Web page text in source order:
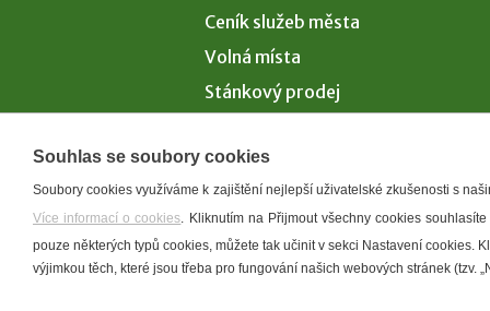
Ceník služeb města
Volná místa
Stánkový prodej
Souhlas se soubory cookies
Soubory cookies využíváme k zajištění nejlepší uživatelské zkušenosti s
Více informací o cookies. Kliknutím na Přijmout všechny cookies
pouze některých typů cookies, můžete tak učinit v sekci Nastavení cookies.
výjimkou těch, které jsou třeba pro fungování našich webových stránek (tzv.